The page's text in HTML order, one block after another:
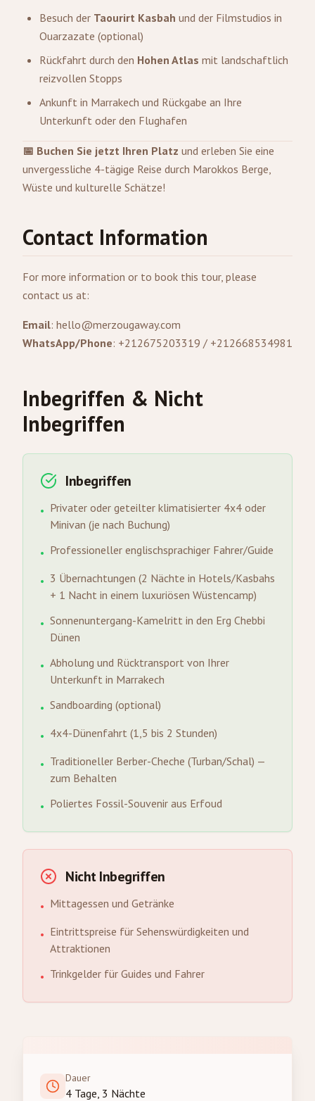
Besuch der Taourirt Kasbah und der Filmstudios in
Ouarzazate (optional)
Rückfahrt durch den Hohen Atlas mit landschaftlich
reizvollen Stopps
Ankunft in Marrakech und Rückgabe an Ihre
Unterkunft oder den Flughafen
📅 Buchen Sie jetzt Ihren Platz und erleben Sie eine
unvergessliche 4-tägige Reise durch Marokkos Berge,
Wüste und kulturelle Schätze!
Contact Information
For more information or to book this tour, please
contact us at:
Email: hello@merzougaway.com
WhatsApp/Phone: +212675203319 / +212668534981
Inbegriffen & Nicht
Inbegriffen
Inbegriffen
• Privater oder geteilter klimatisierter 4x4 oder
Minivan (je nach Buchung)
• Professioneller englischsprachiger Fahrer/Guide
• 3 Übernachtungen (2 Nächte in Hotels/Kasbahs
+ 1 Nacht in einem luxuriösen Wüstencamp)
• Sonnenuntergang-Kamelritt in den Erg Chebbi
Dünen
• Abholung und Rücktransport von Ihrer
Unterkunft in Marrakech
• Sandboarding (optional)
• 4x4-Dünenfahrt (1,5 bis 2 Stunden)
• Traditioneller Berber-Cheche (Turban/Schal) —
zum Behalten
• Poliertes Fossil-Souvenir aus Erfoud
Nicht Inbegriffen
• Mittagessen und Getränke
• Eintrittspreise für Sehenswürdigkeiten und
Attraktionen
• Trinkgelder für Guides und Fahrer
Dauer
4 Tage, 3 Nächte